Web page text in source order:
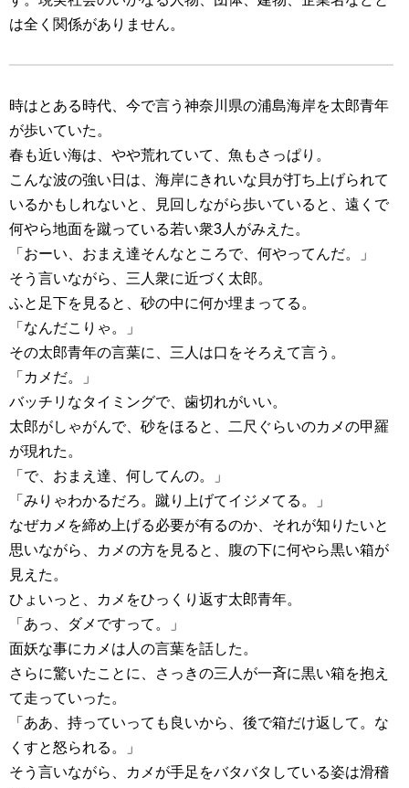
は全く関係がありません。
時はとある時代、今で言う神奈川県の浦島海岸を太郎青年
が歩いていた。
春も近い海は、やや荒れていて、魚もさっぱり。
こんな波の強い日は、海岸にきれいな貝が打ち上げられて
いるかもしれないと、見回しながら歩いていると、遠くで
何やら地面を蹴っている若い衆3人がみえた。
「おーい、おまえ達そんなところで、何やってんだ。」
そう言いながら、三人衆に近づく太郎。
ふと足下を見ると、砂の中に何か埋まってる。
「なんだこりゃ。」
その太郎青年の言葉に、三人は口をそろえて言う。
「カメだ。」
バッチリなタイミングで、歯切れがいい。
太郎がしゃがんで、砂をほると、二尺ぐらいのカメの甲羅
が現れた。
「で、おまえ達、何してんの。」
「みりゃわかるだろ。蹴り上げてイジメてる。」
なぜカメを締め上げる必要が有るのか、それが知りたいと
思いながら、カメの方を見ると、腹の下に何やら黒い箱が
見えた。
ひょいっと、カメをひっくり返す太郎青年。
「あっ、ダメですって。」
面妖な事にカメは人の言葉を話した。
さらに驚いたことに、さっきの三人が一斉に黒い箱を抱え
て走っていった。
「ああ、持っていっても良いから、後で箱だけ返して。な
くすと怒られる。」
そう言いながら、カメが手足をバタバタしている姿は滑稽